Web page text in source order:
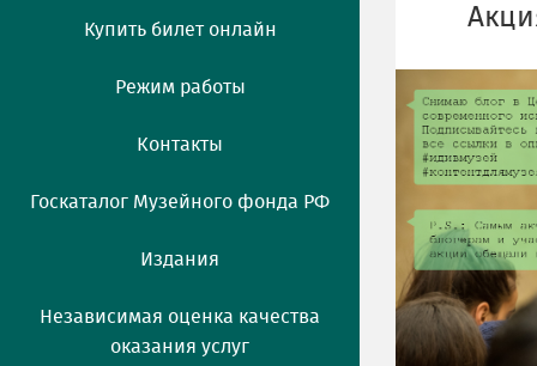
Купить билет онлайн
Режим работы
Контакты
Госкаталог Музейного фонда РФ
Издания
Независимая оценка качества
оказания услуг